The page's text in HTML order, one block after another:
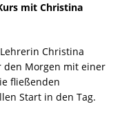
mit Christina
Christina
den Morgen mit einer
fließenden
Start in den Tag.